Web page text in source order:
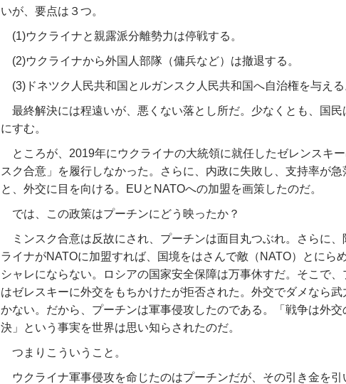
いが、要点は３つ。
(1)ウクライナと親露派分離勢力は停戦する。
(2)ウクライナから外国人部隊（傭兵など）は撤退する。
(3)ドネツク人民共和国とルガンスク人民共和国へ自治権を与える
最終解決には程遠いが、悪くない落とし所だ。少なくとも、国民
にすむ。
ところが、2019年にウクライナの大統領に就任したゼレンスキ
スク合意」を履行しなかった。さらに、内政に失敗し、支持率が急
と、外交に目を向ける。EUとNATOへの加盟を画策したのだ。
では、この政策はプーチンにどう映ったか？
ミンスク合意は反故にされ、プーチンは面目丸つぶれ。さらに、
ライナがNATOに加盟すれば、国境をはさんで敵（NATO）とにらめ
シャレにならない。ロシアの国家安全保障は万事休すだ。そこで、
はゼレスキーに外交をもちかけたが拒否された 。外交でダメなら武
かない。だから、プーチンは軍事侵攻したのである。「戦争は外交
決」という事実を世界は思い知らされたのだ。
つまりこういうこと。
ウクライナ軍事侵攻を命じたのはプーチンだが、その引き金を引